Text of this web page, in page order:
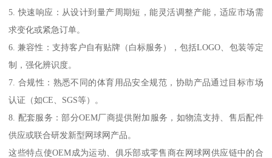
5. 快速响应：从设计到量产周期短，能灵活调整产能，适应市场需
求变化或紧急订单。
6. 兼容性：支持客户自有贴牌（白标服务），包括LOGO、包装等定
制，强化辨识度。
7. 合规性：熟悉不同的体育用品安全规范，协助产品通过目标市场
认证（如CE、SGS等）。
8. 配套服务：部分OEM厂商提供附加服务，如物流支持、售后配件
供应或联合研发新型网球网产品。
这些特点使OEM成为运动、俱乐部或零售商在网球网供应链中的合